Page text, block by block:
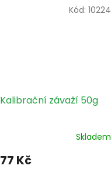
Kalibrační závaží 50g
Skladem
77 Kč
Kód: 10224